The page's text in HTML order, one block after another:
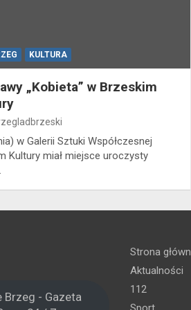
KULTURA
„Kobieta” w Brzeskim
w Galerii Sztuki Współczesnej
Kultury miał miejsce uroczysty
Brzeg - Gazeta
Strona
Aktualności
112